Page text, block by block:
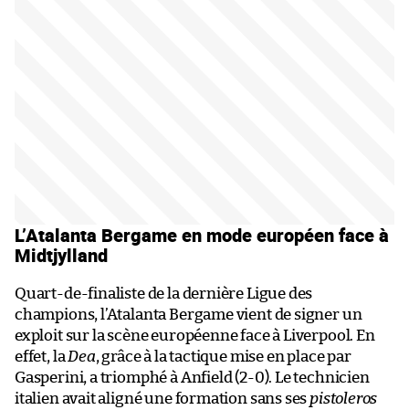
L’Atalanta Bergame en mode européen face à
Midtjylland
Quart-de-finaliste de la dernière Ligue des
champions, l’Atalanta Bergame vient de signer un
exploit sur la scène européenne face à Liverpool. En
effet, la Dea, grâce à la tactique mise en place par
Gasperini, a triomphé à Anfield (2-0). Le technicien
italien avait aligné une formation sans ses pistoleros